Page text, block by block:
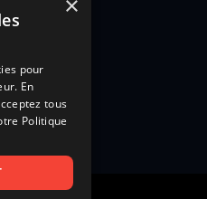
pour
En
tous
Politique